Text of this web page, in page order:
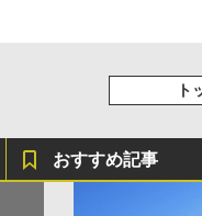
ト
おすすめ記事